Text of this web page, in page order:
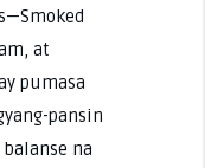
at
pumasa
pansin
na